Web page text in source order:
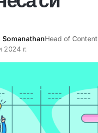
Head of Content
2024 г.